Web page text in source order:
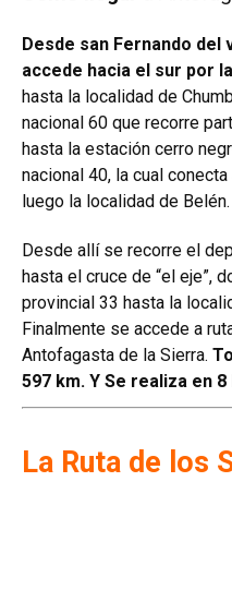
Desde san Fernando del
accede hacia el sur por
hasta la localidad de
nacional 60 que recorre
hasta la estación cerro
nacional 40, la cual
luego la localidad de Belén.
Desde allí se recorre el
hasta el cruce de “el eje”,
provincial 33 hasta la
Finalmente se accede a
Antofagasta de la Sierra.
597 km. Y Se realiza en
La Ruta de los